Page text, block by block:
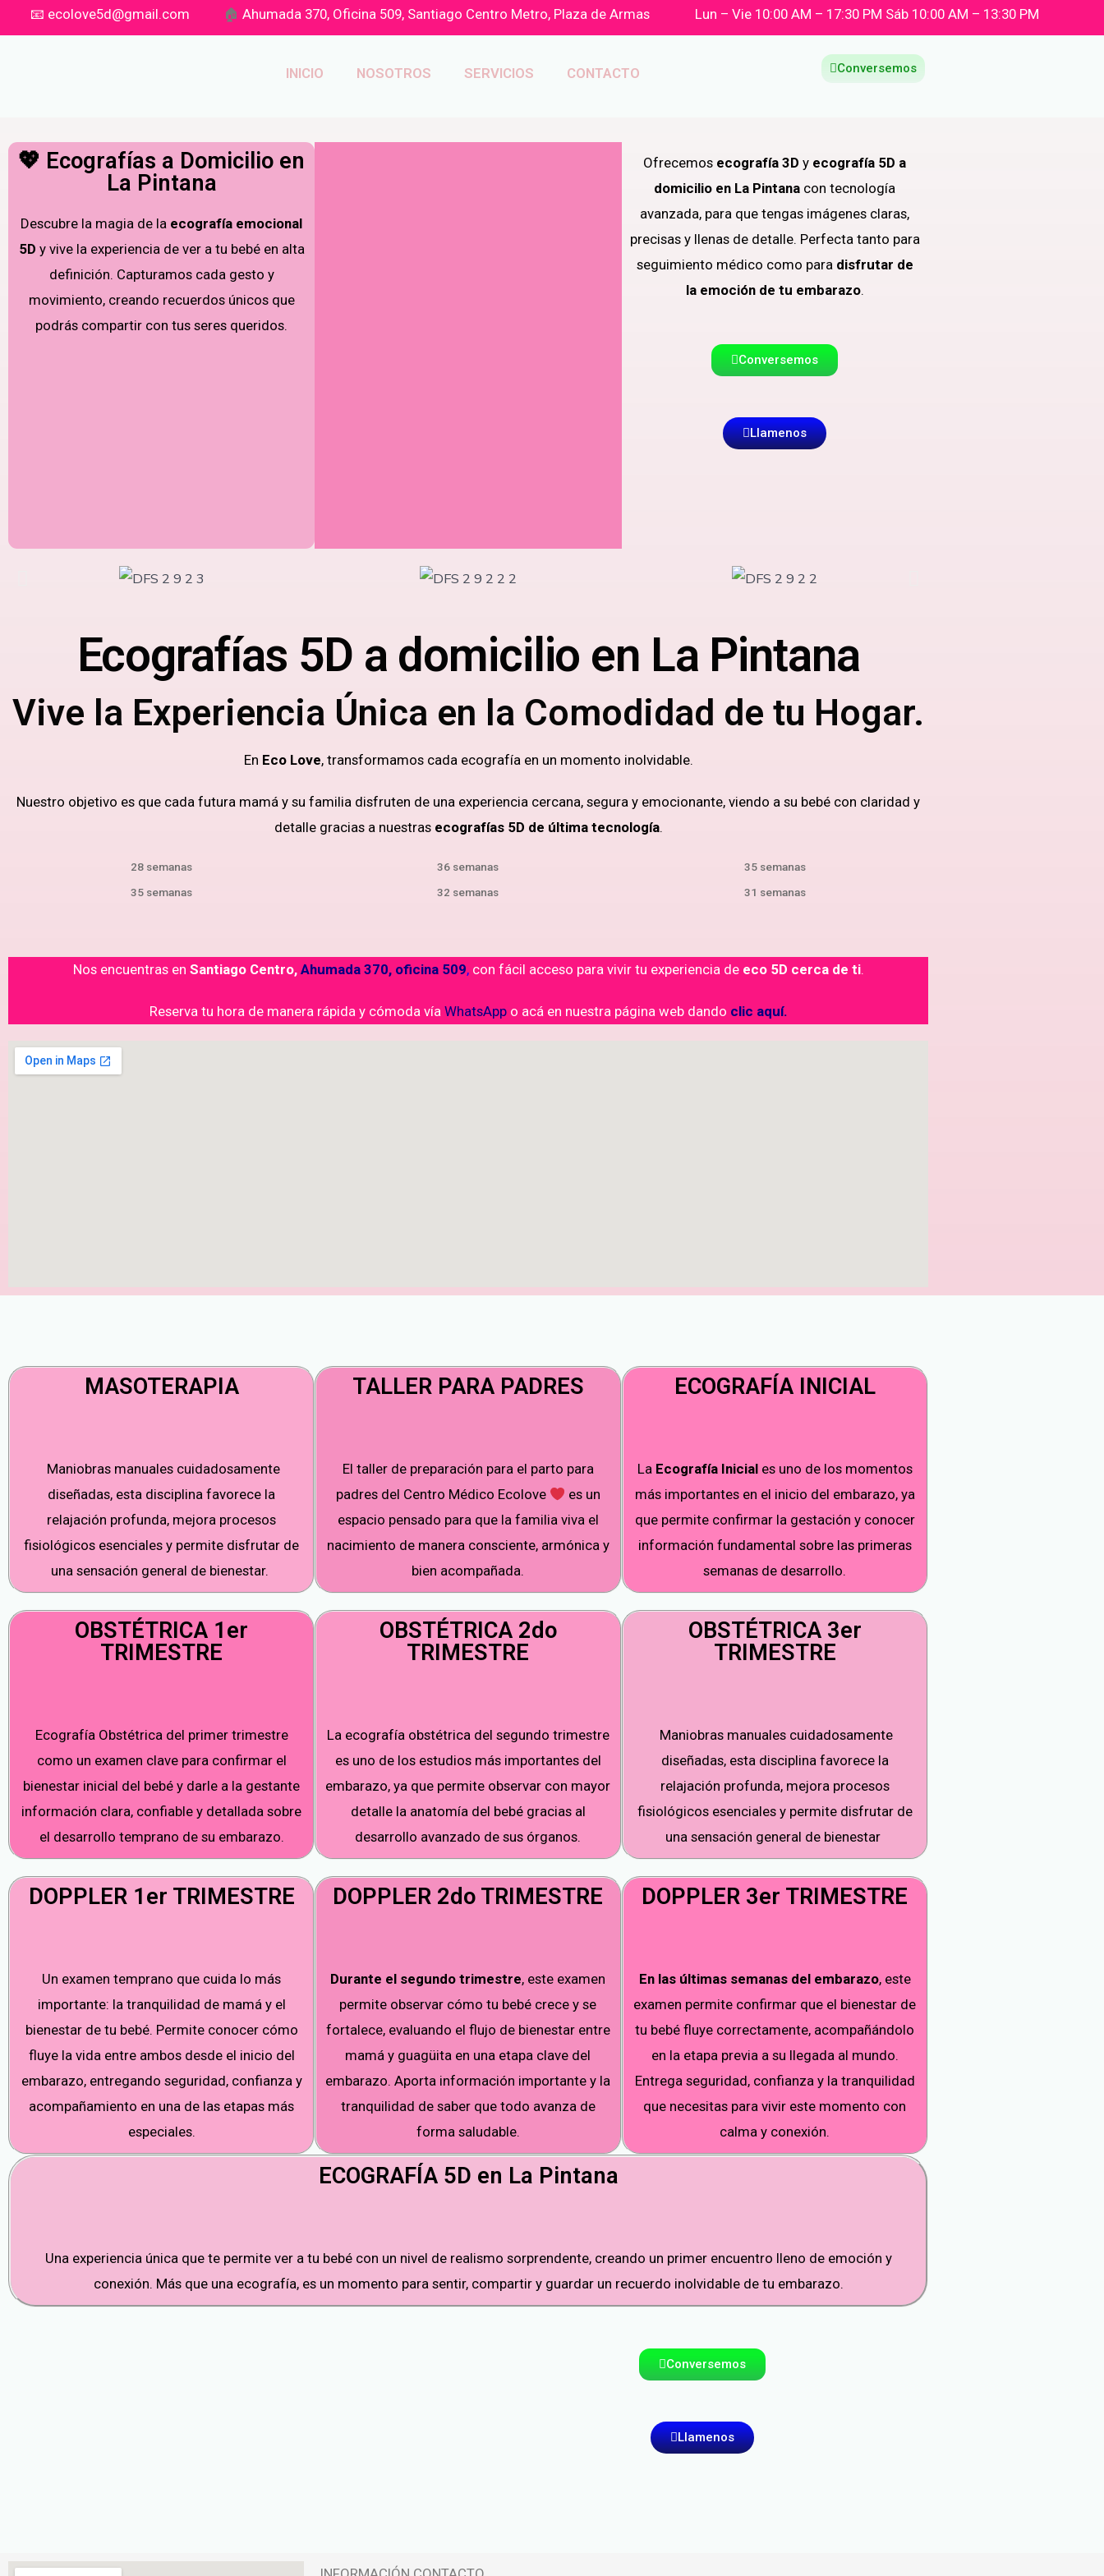
📧 ecolove5d@gmail.com 🏠 Ahumada 370, Oficina 509, Santiago Centro Metro, Plaza de Armas Lun – Vie 10:00 AM – 17:30 PM Sáb 10:00 AM – 13:30 PM
INICIO NOSOTROS SERVICIOS CONTACTO Conversemos
💖 Ecografías a Domicilio en
La Pintana
Descubre la magia de la ecografía emocional
5D y vive la experiencia de ver a tu bebé en alta
definición. Capturamos cada gesto y
movimiento, creando recuerdos únicos que
podrás compartir con tus seres queridos.
Ofrecemos ecografía 3D y ecografía 5D a
domicilio en La Pintana con tecnología
avanzada, para que tengas imágenes claras,
precisas y llenas de detalle. Perfecta tanto para
seguimiento médico como para disfrutar de
la emoción de tu embarazo.
Conversemos
Llamenos
Ecografías 5D a domicilio en La Pintana
Vive la Experiencia Única en la Comodidad de tu Hogar.
En Eco Love, transformamos cada ecografía en un momento inolvidable.
Nuestro objetivo es que cada futura mamá y su familia disfruten de una experiencia cercana, segura y emocionante, viendo a su bebé con claridad y
detalle gracias a nuestras ecografías 5D de última tecnología.
28 semanas 36 semanas
35 semanas
35 semanas
32 semanas 31 semanas
Nos encuentras en Santiago Centro, Ahumada 370, oficina 509,con fácil acceso para vivir tu experiencia de eco 5D cerca de ti.
Reserva tu hora de manera rápida y cómoda vía WhatsAppo acá en nuestra página web dando clic aquí.
MASOTERAPIA
Maniobras manuales cuidadosamente
diseñadas, esta disciplina favorece la
relajación profunda, mejora procesos
fisiológicos esenciales y permite disfrutar de
una sensación general de bienestar.
TALLER PARA PADRES
El taller de preparación para el parto para
padres del Centro Médico Ecolove
es un
espacio pensado para que la familia viva el
nacimiento de manera consciente, armónica y
bien acompañada.
ECOGRAFÍA INICIAL
La Ecografía Iniciales uno de los momentos
más importantes en el inicio del embarazo, ya
que permite confirmar la gestación y conocer
información fundamental sobre las primeras
semanas de desarrollo.
OBSTÉTRICA 1er
TRIMESTRE
Ecografía Obstétrica del primer trimestre
como un examen clave para confirmar el
bienestar inicial del bebé y darle a la gestante
información clara, confiable y detallada sobre
el desarrollo temprano de su embarazo.
OBSTÉTRICA 2do
TRIMESTRE
La ecografía obstétrica del segundo trimestre
es uno de los estudios más importantes del
embarazo, ya que permite observar con mayor
detalle la anatomía del bebé gracias al
desarrollo avanzado de sus órganos.
OBSTÉTRICA 3er
TRIMESTRE
Maniobras manuales cuidadosamente
diseñadas, esta disciplina favorece la
relajación profunda, mejora procesos
fisiológicos esenciales y permite disfrutar de
una sensación general de bienestar
DOPPLER 1er TRIMESTRE
Un examen temprano que cuida lo más
importante: la tranquilidad de mamá y el
bienestar de tu bebé. Permite conocer cómo
fluye la vida entre ambos desde el inicio del
embarazo, entregando seguridad, confianza y
acompañamiento en una de las etapas más
especiales.
DOPPLER 2do TRIMESTRE
Durante el segundo trimestre, este examen
permite observar cómo tu bebé crece y se
fortalece, evaluando el flujo de bienestar entre
mamá y guagüita en una etapa clave del
embarazo. Aporta información importante y la
tranquilidad de saber que todo avanza de
forma saludable.
DOPPLER 3er TRIMESTRE
En las últimas semanas del embarazo, este
examen permite confirmar que el bienestar de
tu bebé fluye correctamente, acompañándolo
en la etapa previa a su llegada al mundo.
Entrega seguridad, confianza y la tranquilidad
que necesitas para vivir este momento con
calma y conexión.
ECOGRAFÍA 5D en La Pintana
Una experiencia única que te permite ver a tu bebé con un nivel de realismo sorprendente, creando un primer encuentro lleno de emoción y
conexión. Más que una ecografía, es un momento para sentir, compartir y guardar un recuerdo inolvidable de tu embarazo.
Conversemos
Llamenos